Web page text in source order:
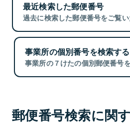
最近検索した郵便番号
過去に検索した郵便番号をご覧い
事業所の個別番号を検索する
事業所の７けたの個別郵便番号
郵便番号検索に関